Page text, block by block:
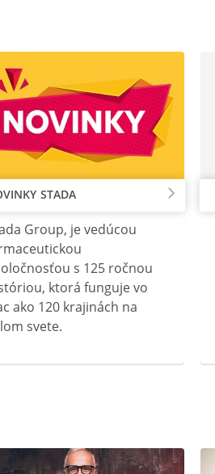
STADA
Group, je vedúcou
s 125 ročnou
ktorá funguje vo
ako 120 krajinách na
svete.